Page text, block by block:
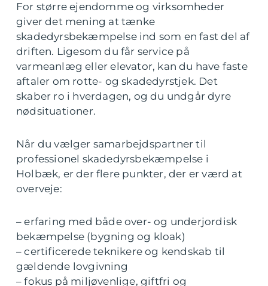
For større ejendomme og virksomheder
giver det mening at tænke
skadedyrsbekæmpelse ind som en fast del af
driften. Ligesom du får service på
varmeanlæg eller elevator, kan du have faste
aftaler om rotte- og skadedyrstjek. Det
skaber ro i hverdagen, og du undgår dyre
nødsituationer.
Når du vælger samarbejdspartner til
professionel skadedyrsbekæmpelse i
Holbæk, er der flere punkter, der er værd at
overveje:
– erfaring med både over- og underjordisk
bekæmpelse (bygning og kloak)
– certificerede teknikere og kendskab til
gældende lovgivning
– fokus på miljøvenlige, giftfri og